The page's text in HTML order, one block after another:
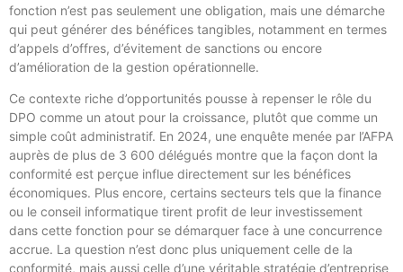
fonction n’est pas seulement une obligation, mais une démarche
qui peut générer des bénéfices tangibles, notamment en termes
d’appels d’offres, d’évitement de sanctions ou encore
d’amélioration de la gestion opérationnelle.
Ce contexte riche d’opportunités pousse à repenser le rôle du
DPO comme un atout pour la croissance, plutôt que comme un
simple coût administratif. En 2024, une enquête menée par l’AFPA
auprès de plus de 3 600 délégués montre que la façon dont la
conformité est perçue influe directement sur les bénéfices
économiques. Plus encore, certains secteurs tels que la finance
ou le conseil informatique tirent profit de leur investissement
dans cette fonction pour se démarquer face à une concurrence
accrue. La question n’est donc plus uniquement celle de la
conformité, mais aussi celle d’une véritable stratégie d’entreprise